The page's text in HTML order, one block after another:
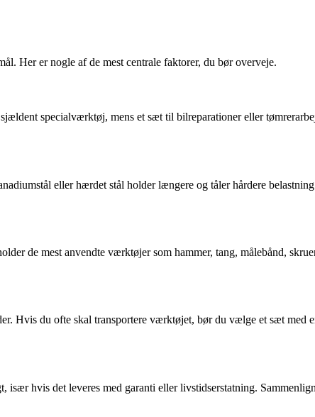
Her er nogle af de mest centrale faktorer, du bør overveje.
specialværktøj, mens et sæt til bilreparationer eller
eller hærdet stål holder længere og tåler hårdere
de mest anvendte værktøjer som hammer, tang, målebånd,
Hvis du ofte skal transportere værktøjet, bør du vælge et sæt med
hvis det leveres med garanti eller livstidserstatning.